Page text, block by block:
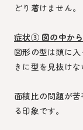
どり着けません。
症状③ 図の中か
図形の型は頭に
きに型を見抜け
面積比の問題が
る印象です。